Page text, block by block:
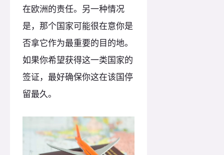
在欧洲的责任。另一种情况
是，那个国家可能很在意你是
否拿它作为最重要的目的地。
如果你希望获得这一类国家的
签证，最好确保你这在该国停
留最久。